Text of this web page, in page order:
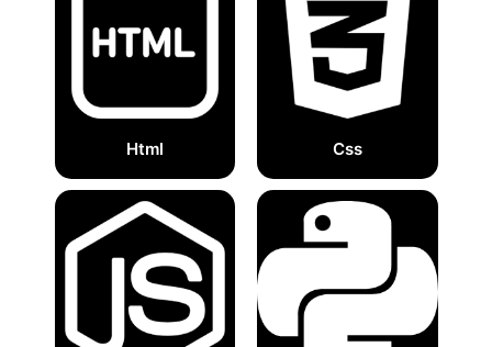
Html Css